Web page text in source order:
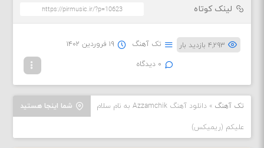
لینک کوتاه
۴,۲۹۳ بازدید بار تک آهنگ ۱۹ فروردین ۱۴۰۲
۰ دیدگاه
شما اینجا هستید تک آهنگ » دانلود آهنگ Azzamchik به نام سلام
علیکم (ریمیکس)